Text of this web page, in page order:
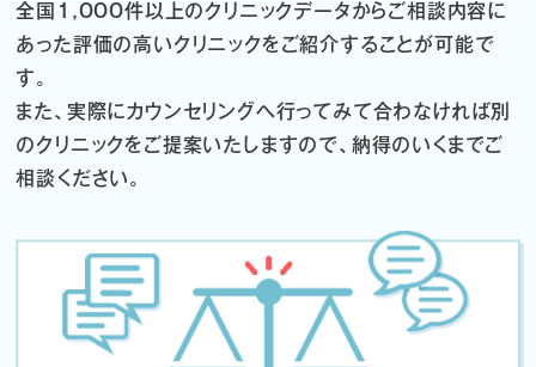
全国1,000件以上のクリニックデータからご相談内容に
あった評価の高いクリニックをご紹介することが可能で
す。
また、実際にカウンセリングへ行ってみて合わなければ別
のクリニックをご提案いたしますので、納得のいくまでご
相談ください。